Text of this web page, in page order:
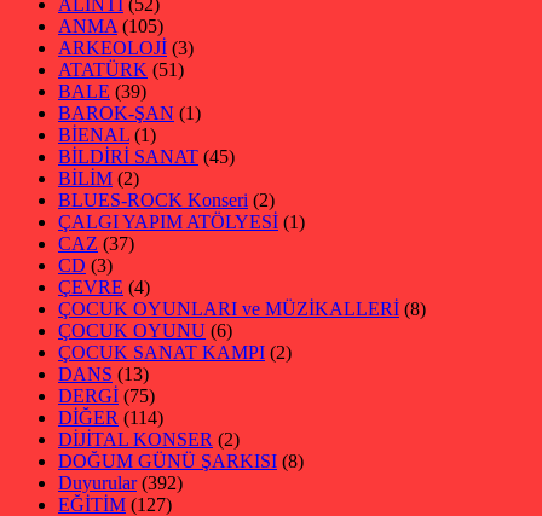
ALINTI
(52)
ANMA (105)
ARKEOLOJİ (3)
ATATÜRK (51)
BALE (39)
BAROK-ŞAN (1)
BİENAL (1)
BİLDİRİ SANAT (45)
BİLİM (2)
BLUES-ROCK Konseri (2)
ÇALGI YAPIM ATÖLYESİ (1)
CAZ (37)
CD (3)
ÇEVRE (4)
ÇOCUK OYUNLARI ve MÜZİKALLERİ (8)
ÇOCUK OYUNU (6)
ÇOCUK SANAT KAMPI (2)
DANS (13)
DERGİ (75)
DİĞER (114)
DİJİTAL KONSER (2)
DOĞUM GÜNÜ ŞARKISI (8)
Duyurular(392)
EĞİTİM (127)